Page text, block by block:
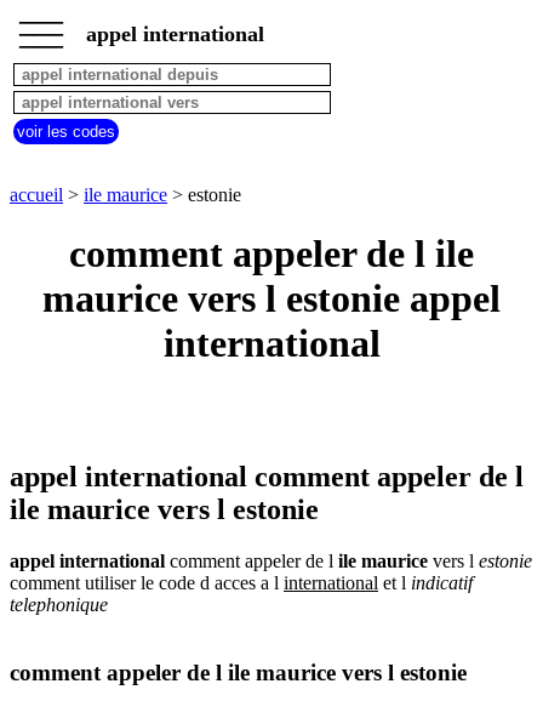
accueil
ile
maurice
appel
depuis
pays
A B C D E F
G
S
W X Y Z
___
___ appel international
voir les codes
accueil > ile maurice > estonie
comment appeler de l ile
maurice vers l estonie appel
international
appel international comment appeler de l
ile maurice vers l estonie
appel international comment appeler de l ile maurice vers l estonie
comment utiliser le code d acces a l international et l indicatif
telephonique
comment appeler de l ile maurice vers l estonie